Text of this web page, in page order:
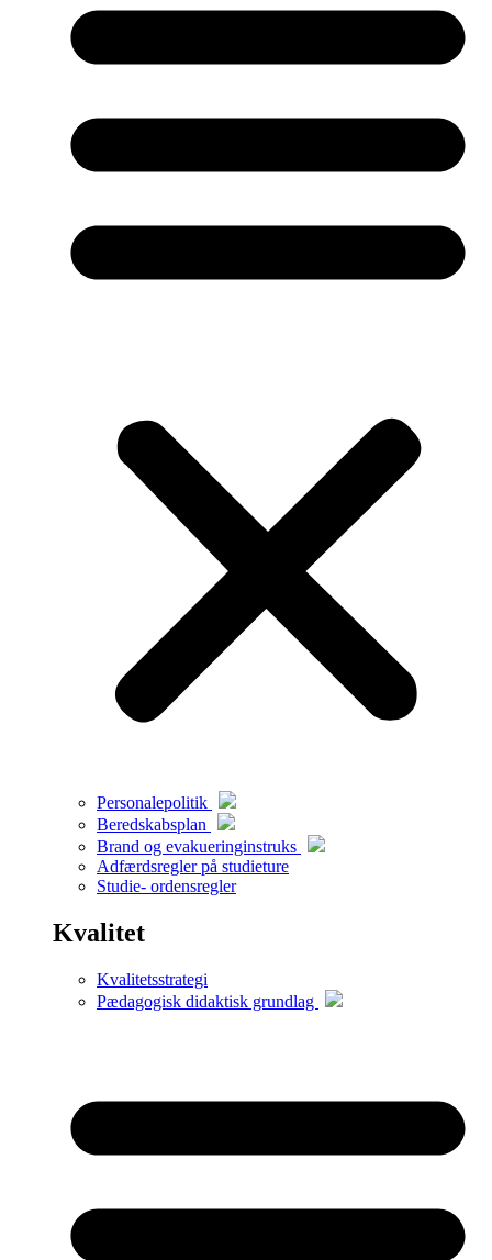
Personalepolitik
Beredskabsplan
Brand og evakueringinstruks
Adfærdsregler på studieture
Studie- ordensregler
Kvalitet
Kvalitetsstrategi
Pædagogisk didaktisk grundlag